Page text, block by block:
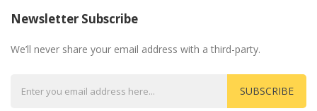
Newsletter Subscribe
We’ll never share your email address with a third-party.
SUBSCRIBE